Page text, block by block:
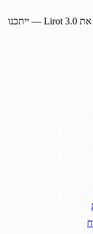
את Lirot 3.0— ייתכנו